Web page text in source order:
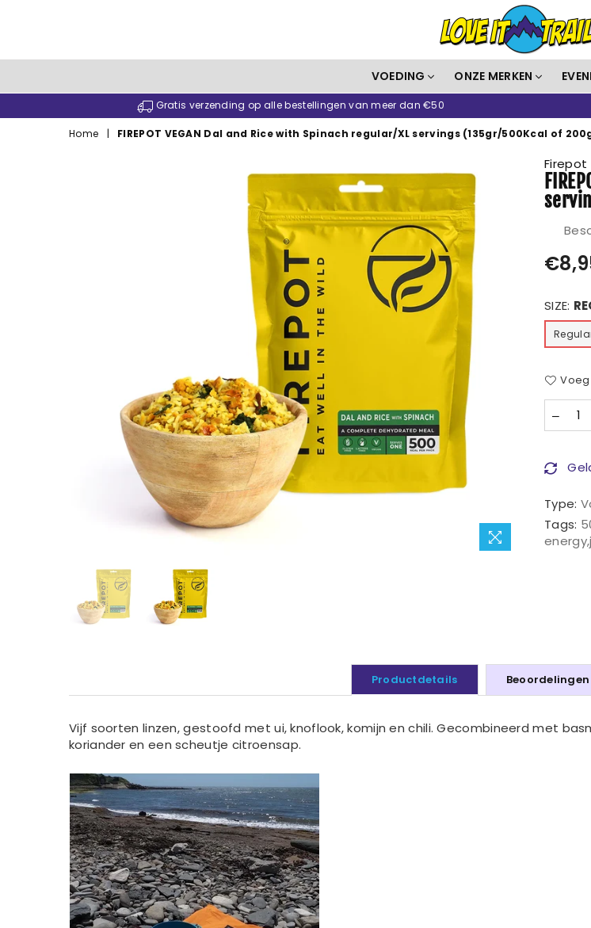
Love
It
Trail
It
VOEDING ONZE MERKEN
Gratis verzending op alle bestellingen van meer dan €50
Home | FIREPOT VEGAN Dal and Rice with Spinach regular/XL servings (135gr/500Kcal of
Firepot
Prijs
SIZE:
Type:
Tags:
energy,
Productdetails Beoordelingen
Vijf soorten linzen, gestoofd met ui, knoflook, komijn en chili. Gecombineerd met
koriander en een scheutje citroensap.